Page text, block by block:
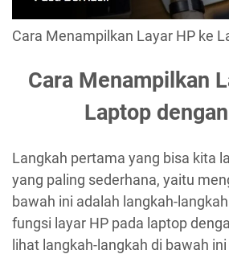
Cara Menampilkan Layar HP ke
Cara Menampilkan
Laptop
Langkah pertama yang bisa kita
yang paling sederhana, yaitu
bawah ini adalah langkah-
fungsi layar HP pada laptop
lihat langkah-langkah di bawah